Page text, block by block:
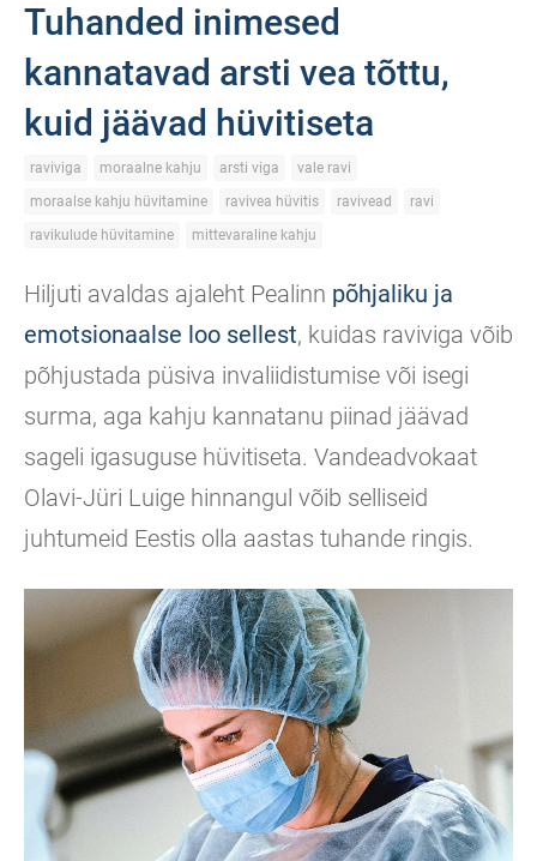
Tuhanded inimesed
kannatavad arsti vea tõttu,
kuid jäävad hüvitiseta
raviviga moraalne kahju arsti viga
vale ravi
moraalse kahju hüvitamine
ravivea hüvitis ravivead
ravi
ravikulude hüvitamine
mittevaraline kahju
Hiljuti avaldas ajaleht Pealinn põhjaliku ja
emotsionaalse loo sellest, kuidas raviviga võib
põhjustada püsiva invaliidistumise või isegi
surma, aga kahju kannatanu piinad jäävad
sageli igasuguse hüvitiseta. Vandeadvokaat
Olavi-Jüri Luige hinnangul võib selliseid
juhtumeid Eestis olla aastas tuhande ringis.